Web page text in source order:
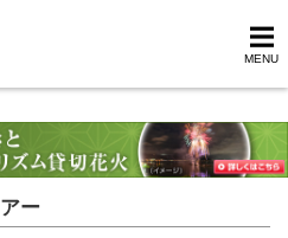
MENU
ー